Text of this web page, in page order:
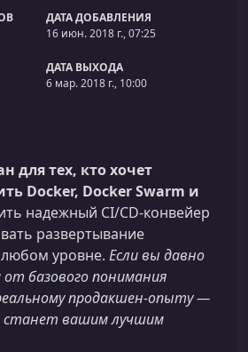
ДАТА ДОБАВЛЕНИЯ
16 июн. 2018 г., 07:25
ДАТА ВЫХОДА
6 мар. 2018 г., 10:00
для тех, кто хочет
Docker, Docker Swarm и
надежный CI/CD‑конвейер
развертывание
уровне. Если вы давно
базового понимания
продакшен‑опыту —
вашим лучшим